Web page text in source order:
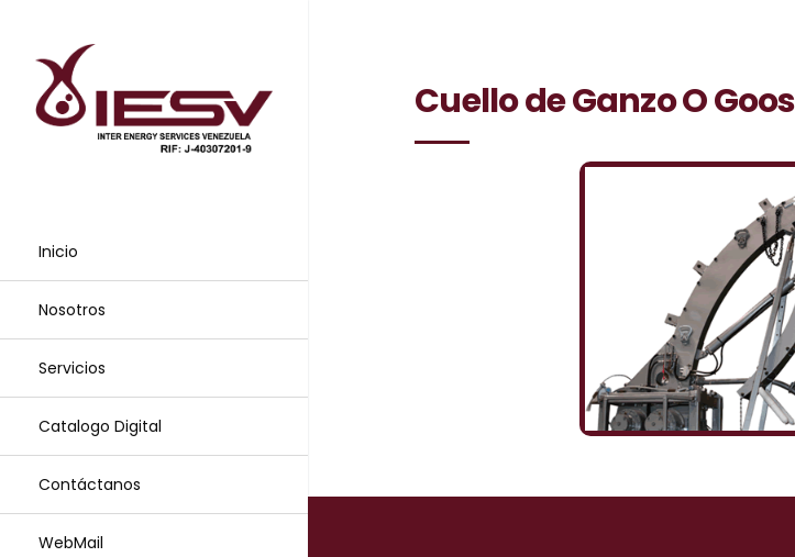
Inicio
Nosotros
Servicios
Catalogo Digital
Contáctanos
WebMail
Cuello de Ganzo O